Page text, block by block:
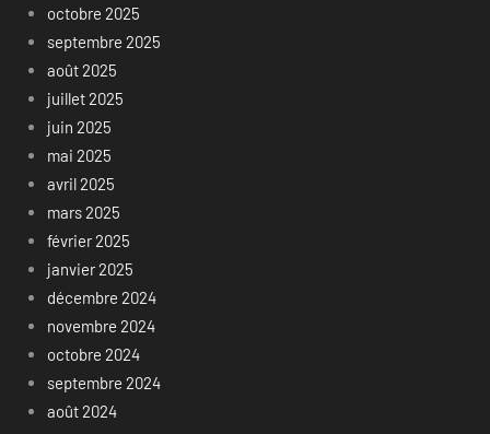
octobre 2025
septembre 2025
août 2025
juillet 2025
juin 2025
mai 2025
avril 2025
mars 2025
février 2025
janvier 2025
décembre 2024
novembre 2024
octobre 2024
septembre 2024
août 2024